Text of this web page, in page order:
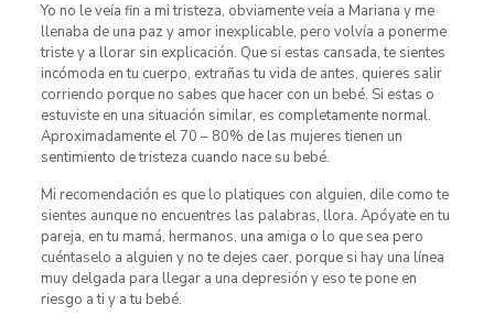
Yo no le veía fin a mi tristeza, obviamente veía a Mariana y me
llenaba de una paz y amor inexplicable, pero volvía a ponerme
triste y a llorar sin explicación. Que si estas cansada, te sientes
incómoda en tu cuerpo, extrañas tu vida de antes, quieres salir
corriendo porque no sabes que hacer con un bebé. Si estas o
estuviste en una situación similar, es completamente normal.
Aproximadamente el 70 – 80% de las mujeres tienen un
sentimiento de tristeza cuando nace su bebé.
Mi recomendación es que lo platiques con alguien, dile como te
sientes aunque no encuentres las palabras, llora. Apóyate en tu
pareja, en tu mamá, hermanos, una amiga o lo que sea pero
cuéntaselo a alguien y no te dejes caer, porque si hay una línea
muy delgada para llegar a una depresión y eso te pone en
riesgo a ti y a tu bebé.